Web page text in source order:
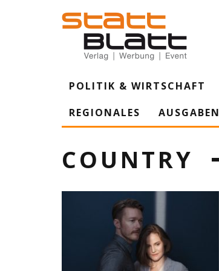
POLITIK & WIRTSCHAFT
REGIONALES
AUSGABEN
COUNTRY